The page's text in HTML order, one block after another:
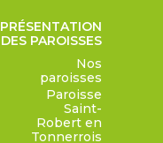
PRÉSENTATION
DES PAROISSES
Nos
paroisses
Paroisse
Saint-
Robert en
Tonnerrois